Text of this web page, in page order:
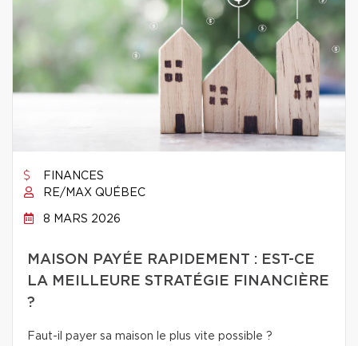
FINANCES
RE/MAX QUÉBEC
8 MARS 2026
MAISON PAYÉE RAPIDEMENT : EST-CE
LA MEILLEURE STRATÉGIE FINANCIÈRE
?
Faut-il payer sa maison le plus vite possible ?